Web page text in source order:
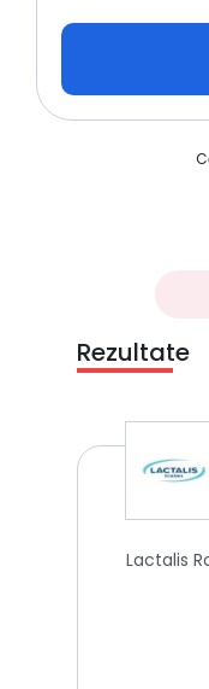
Rezultate
Lactalis